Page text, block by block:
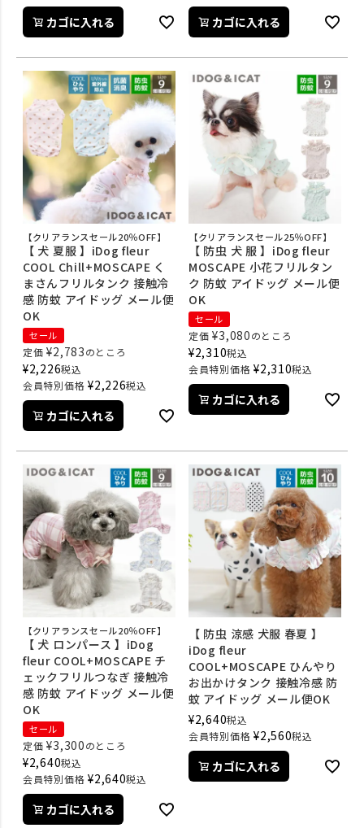
カゴに入れる カゴに入れる
【クリアランスセール20％OFF】
【 犬 夏服 】iDog fleur
COOL Chill+MOSCAPE く
まさんフリルタンク 接触冷
感 防蚊 アイドッグ メール便
OK
セール
定価 ¥2,783のところ
¥2,226税込
会員特別価格 ¥2,226税込
カゴに入れる
【クリアランスセール25％OFF】
【 防虫 犬 服 】iDog fleur
MOSCAPE 小花フリルタン
ク 防蚊 アイドッグ メール便
OK
セール
定価 ¥3,080のところ
¥2,310税込
会員特別価格 ¥2,310税込
カゴに入れる
【クリアランスセール20％OFF】
【 犬 ロンパース 】iDog
fleur COOL+MOSCAPE チ
ェックフリルつなぎ 接触冷
感 防蚊 アイドッグ メール便
OK
セール
定価 ¥3,300のところ
¥2,640税込
会員特別価格 ¥2,640税込
カゴに入れる
【 防虫 涼感 犬服 春夏 】
iDog fleur
COOL+MOSCAPE ひんやり
お出かけタンク 接触冷感 防
蚊 アイドッグ メール便OK
¥2,640税込
会員特別価格 ¥2,560税込
カゴに入れる